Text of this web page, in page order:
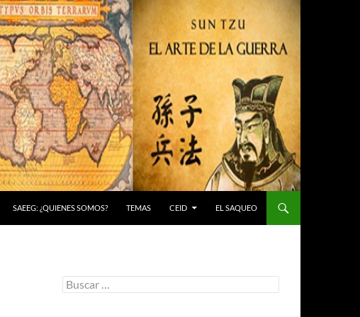
SAEEG: ¿QUIENES SOMOS? TEMAS CEID EL SAQUEO
Buscar: